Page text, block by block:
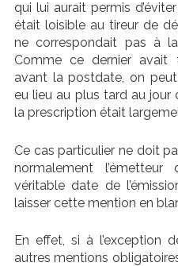
qui lui aurait permis
était loisible au tireur de
ne correspondait pas à
Comme ce dernier avait
avant la postdate, on peut
eu lieu au plus tard au jour
la prescription était
Ce cas particulier ne doit
normalement
véritable date de
laisser cette mention en
En effet, si à l’exception
autres mentions